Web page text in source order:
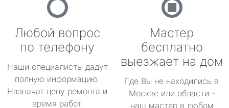
Любой вопрос
по телефону
Наши специалисты дадут
полную информацию.
Назначат цену ремонта и
время работ.
Мастер
бесплатно
выезжает на дом
Где Вы не находились в
Москве или области -
наш мастер в любом